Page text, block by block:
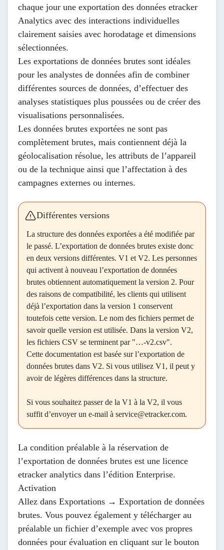
chaque jour une exportation des données etracker
Analytics avec des interactions individuelles
clairement saisies avec horodatage et dimensions
sélectionnées.
Les exportations de données brutes sont idéales
pour les analystes de données afin de combiner
différentes sources de données, d’effectuer des
analyses statistiques plus poussées ou de créer des
visualisations personnalisées.
Les données brutes exportées ne sont pas
complètement brutes, mais contiennent déjà la
géolocalisation résolue, les attributs de l’appareil
ou de la technique ainsi que l’affectation à des
campagnes externes ou internes.
Différentes versions
La structure des données exportées a été modifiée par
le passé. L’exportation de données brutes existe donc
en deux versions différentes. V1 et V2. Les personnes
qui activent à nouveau l’exportation de données
brutes obtiennent automatiquement la version 2. Pour
des raisons de compatibilité, les clients qui utilisent
déjà l’exportation dans la version 1 conservent
toutefois cette version. Le nom des fichiers permet de
savoir quelle version est utilisée. Dans la version V2,
les fichiers CSV se terminent par "…-v2.csv".
Cette documentation est basée sur l’exportation de
données brutes dans V2. Si vous utilisez V1, il peut y
avoir de légères différences dans la structure.
Si vous souhaitez passer de la V1 à la V2, il vous
suffit d’envoyer un e-mail à service@etracker.com.
La condition préalable à la réservation de
l’exportation de données brutes est une licence
etracker analytics dans l’édition Enterprise.
Activation
Allez dans Exportations → Exportation de données
brutes. Vous pouvez également y télécharger au
préalable un fichier d’exemple avec vos propres
données pour évaluation en cliquant sur le bouton